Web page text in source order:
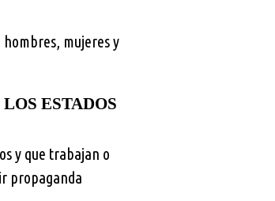
mujeres y
ESTADOS
y que trabajan o
propaganda